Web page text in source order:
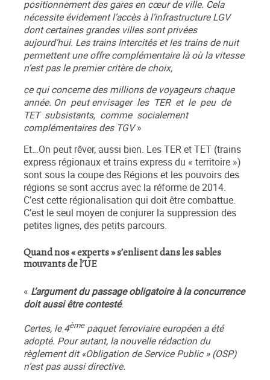
positionnement des gares en cœur de ville. Cela
nécessite évidement l’accès à l’infrastructure LGV
dont certaines grandes villes sont privées
aujourd’hui. Les trains Intercités et les trains de nuit
permettent une offre complémentaire là où la vitesse
n’est pas le premier critère de choix,
ce qui concerne des millions de voyageurs chaque
année. On peut envisager les TER et le peu de
TET subsistants, comme socialement
complémentaires des TGV»
Et…On peut rêver, aussi bien. Les TER et TET (trains
express régionaux et trains express du « territoire »)
sont sous la coupe des Régions et les pouvoirs des
régions se sont accrus avec la réforme de 2014.
C’est cette régionalisation qui doit être combattue.
C’est le seul moyen de conjurer la suppression des
petites lignes, des petits parcours.
Quand nos « experts » s’enlisent dans les sables
mouvants de l’UE
« L’argument du passage obligatoire à la concurrence
doit aussi être contesté.
Certes, le 4èmepaquet ferroviaire européen a été
adopté. Pour autant, la nouvelle rédaction du
règlement dit «Obligation de Service Public » (OSP)
n’est pas aussi directive.